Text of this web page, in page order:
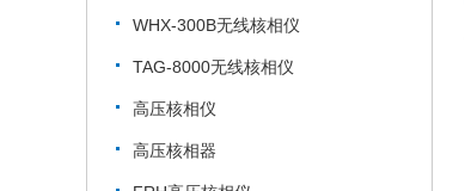
WHX-300B无线核相仪
TAG-8000无线核相仪
高压核相仪
高压核相器